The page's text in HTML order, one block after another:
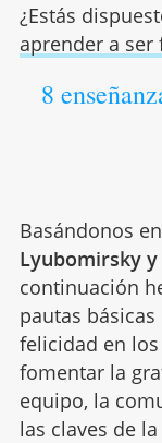
¿Estás
aprender a ser
8
Basándonos
Lyubomirsky y
continuación
pautas
felicidad en
fomentar la
equipo, la
las claves de la